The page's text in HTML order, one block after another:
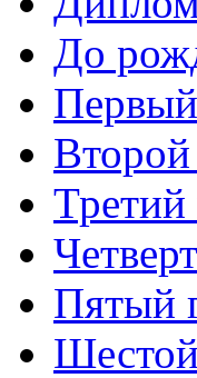
До
Пятый